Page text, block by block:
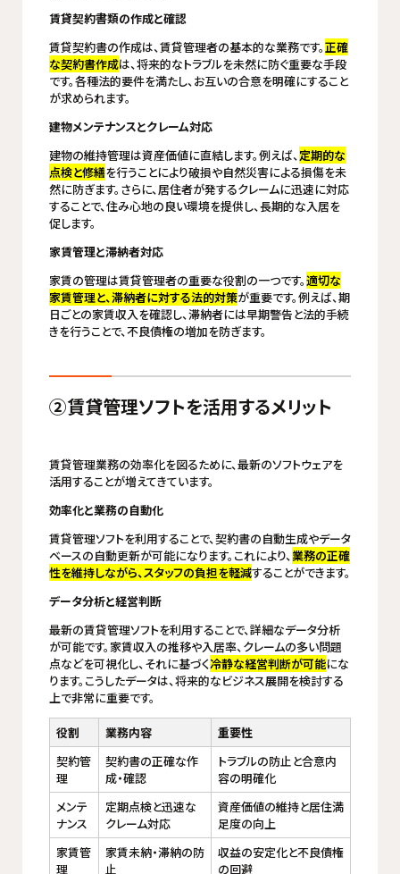
賃貸契約書類の作成と確認
賃貸契約書の作成は、賃貸管理者の基本的な業務です。正確
な契約書作成は、将来的なトラブルを未然に防ぐ重要な手段
です。各種法的要件を満たし、お互いの合意を明確にすること
が求められます。
建物メンテナンスとクレーム対応
建物の維持管理は資産価値に直結します。例えば、定期的な
点検と修繕を行うことにより破損や自然災害による損傷を未
然に防ぎます。さらに、居住者が発するクレームに迅速に対応
することで、住み心地の良い環境を提供し、長期的な入居を
促します。
家賃管理と滞納者対応
家賃の管理は賃貸管理者の重要な役割の一つです。適切な
家賃管理と、滞納者に対する法的対策が重要です。例えば、期
日ごとの家賃収入を確認し、滞納者には早期警告と法的手続
きを行うことで、不良債権の増加を防ぎます。
②賃貸管理ソフトを活用するメリット
賃貸管理業務の効率化を図るために、最新のソフトウェアを
活用することが増えてきています。
効率化と業務の自動化
賃貸管理ソフトを利用することで、契約書の自動生成やデータ
ベースの自動更新が可能になります。これにより、業務の正確
性を維持しながら、スタッフの負担を軽減することができます。
データ分析と経営判断
最新の賃貸管理ソフトを利用することで、詳細なデータ分析
が可能です。家賃収入の推移や入居率、クレームの多い問題
点などを可視化し、それに基づく冷静な経営判断が可能にな
ります。こうしたデータは、将来的なビジネス展開を検討する
上で非常に重要です。
役割 業務内容
重要性
契約管
理
契約書の正確な作
成・確認
トラブルの防止と合意内
容の明確化
メンテ
ナンス
定期点検と迅速な
クレーム対応
資産価値の維持と居住満
足度の向上
家賃管
理
家賃未納・滞納の防
止
収益の安定化と不良債権
の回避